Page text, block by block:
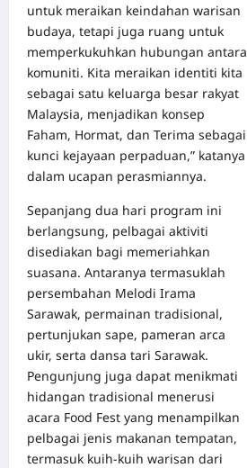
untuk meraikan keindahan warisan
budaya, tetapi juga ruang untuk
memperkukuhkan hubungan antara
komuniti. Kita meraikan identiti kita
sebagai satu keluarga besar rakyat
Malaysia, menjadikan konsep
Faham, Hormat, dan Terima sebagai
kunci kejayaan perpaduan,” katanya
dalam ucapan perasmiannya.
Sepanjang dua hari program ini
berlangsung, pelbagai aktiviti
disediakan bagi memeriahkan
suasana. Antaranya termasuklah
persembahan Melodi Irama
Sarawak, permainan tradisional,
pertunjukan sape, pameran arca
ukir, serta dansa tari Sarawak.
Pengunjung juga dapat menikmati
hidangan tradisional menerusi
acara Food Fest yang menampilkan
pelbagai jenis makanan tempatan,
termasuk kuih-kuih warisan dari